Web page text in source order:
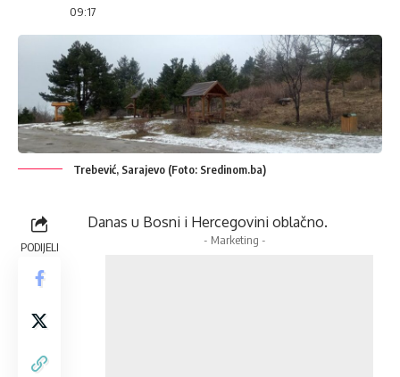
09:17
Trebević, Sarajevo (Foto: Sredinom.ba)
PODIJELI
Danas u Bosni i Hercegovini oblačno.
- Marketing -